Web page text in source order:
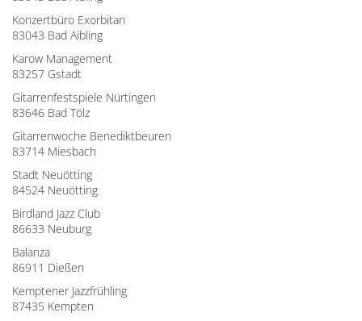
Konzertbüro Exorbitan
83043 Bad Aibling
Karow Management
83257 Gstadt
Gitarrenfestspiele Nürtingen
83646 Bad Tölz
Gitarrenwoche Benediktbeuren
83714 Miesbach
Stadt Neuötting
84524 Neuötting
Birdland Jazz Club
86633 Neuburg
Balanza
86911 Dießen
Kemptener Jazzfrühling
87435 Kempten